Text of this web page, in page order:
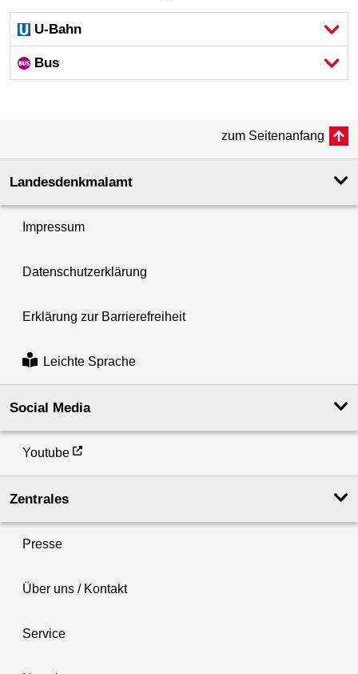
U-Bahn
Bus
zum Seitenanfang
Landesdenkmal­amt
Impressum
Datenschutzerklärung
Erklärung zur Barrierefreiheit
Leichte Sprache
Social Media
Youtube
Zentrales
Presse
Über uns / Kontakt
Service